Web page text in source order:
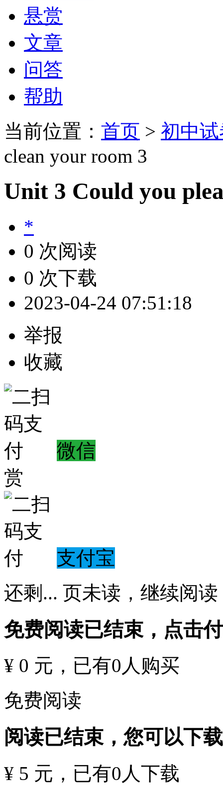
悬赏
文章
问答
帮助
当前位置： 首页 > 初中
clean your room 3
Unit 3 Could you
*
0 次阅读
0 次下载
2023-04-24 07:51:18
举报
收藏
微信
赏
支付宝
还剩 ... 页未读， 继续阅读
免费阅读已结束，点击
¥ 0 元 ，已有0 人购买
免费阅读
阅读已结束，您可以下
¥ 5 元 ，已有0 人下载